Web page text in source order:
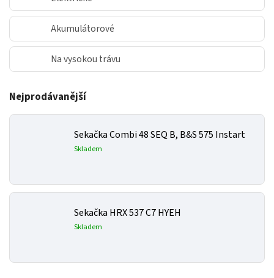
Akumulátorové
Na vysokou trávu
Nejprodávanější
Sekačka Combi 48 SEQ B, B&S 575 Instart
Skladem
Sekačka HRX 537 C7 HYEH
Skladem